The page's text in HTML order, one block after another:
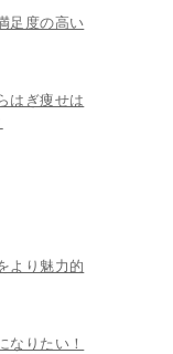
足度の高い
はぎ痩せは
より魅力的
なりたい！